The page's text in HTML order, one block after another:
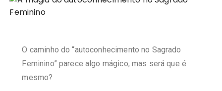
O caminho do “autoconhecimento no Sagrado
Feminino” parece algo mágico, mas será que é
mesmo?